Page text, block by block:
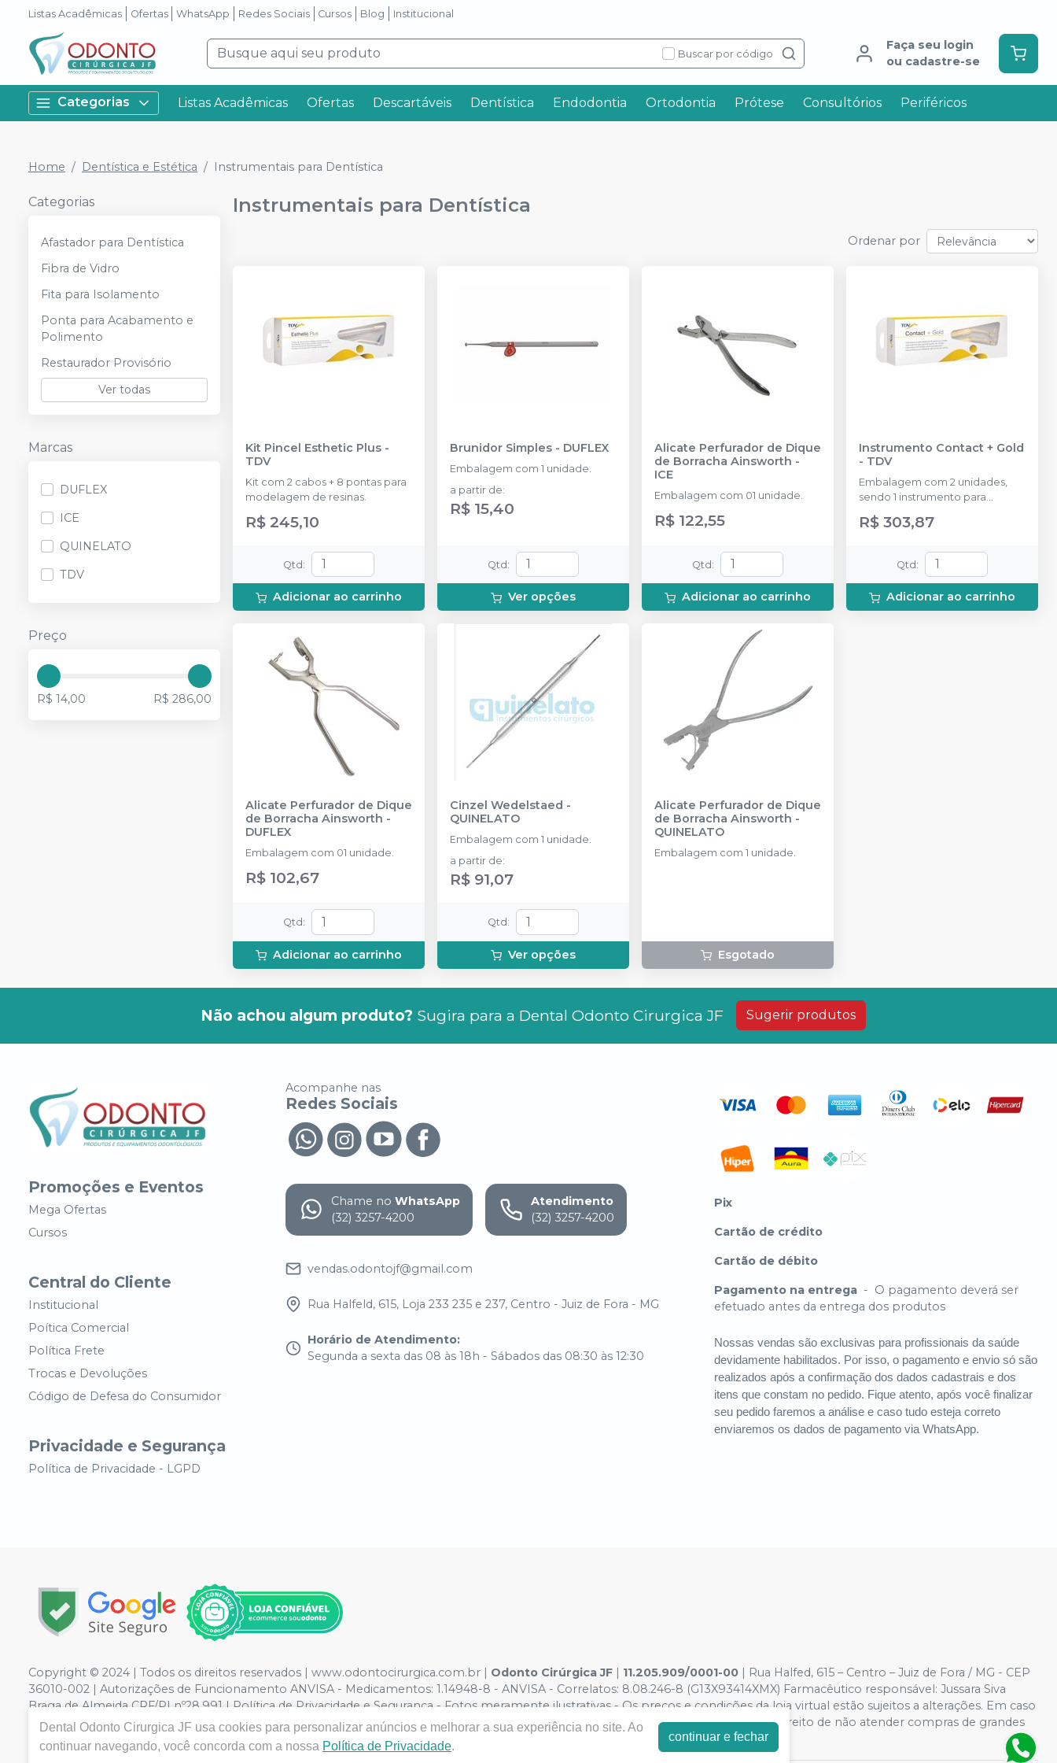
Listas Acadêmicas Ofertas WhatsApp Redes Sociais Cursos Blog Institucional
Buscar por código
Faça seu login
ou cadastre-se
Categorias Listas Acadêmicas Ofertas Descartáveis Dentística Endodontia Ortodontia Prótese Consultórios Periféricos
Home Dentística e Estética Instrumentais para Dentística
Categorias
Afastador para Dentística
Fibra de Vidro
Fita para Isolamento
Ponta para Acabamento e
Polimento
Restaurador Provisório
Ver todas
Marcas
DUFLEX
ICE
QUINELATO
TDV
Preço
R$ 14,00 R$ 286,00
Instrumentais para Dentística
Ordenar por
Kit Pincel Esthetic Plus -
TDV
Kit com 2 cabos + 8 pontas para
modelagem de resinas.
R$ 245,10
Qtd:
Adicionar ao carrinho
Brunidor Simples - DUFLEX
Embalagem com 1 unidade.
a partir de:
R$ 15,40
Qtd:
Ver opções
Alicate Perfurador de Dique
de Borracha Ainsworth -
ICE
Embalagem com 01 unidade.
R$ 122,55
Qtd:
Adicionar ao carrinho
Instrumento Contact + Gold
- TDV
Embalagem com 2 unidades,
sendo 1 instrumento para
cavidades amplas (L) e 1 para
cavidades conservadoras (S).
R$ 303,87
Qtd:
Adicionar ao carrinho
Alicate Perfurador de Dique
de Borracha Ainsworth -
DUFLEX
Embalagem com 01 unidade.
R$ 102,67
Qtd :
Adicionar ao carrinho
Cinzel Wedelstaed -
QUINELATO
Embalagem com 1 unidade.
a partir de:
R$ 91,07
Qtd :
Ver opções
Alicate Perfurador de Dique
de Borracha Ainsworth -
QUINELATO
Embalagem com 1 unidade.
Esgotado
Não achou algum produto? Sugira para a Dental Odonto Cirurgica JF Sugerir produtos
Promoções e Eventos
Mega Ofertas
Cursos
Central do Cliente
Institucional
Poítica Comercial
Política Frete
Trocas e Devoluções
Código de Defesa do Consumidor
Privacidade e Segurança
Política de Privacidade - LGPD
Acompanhe nas
Redes Sociais
Chame no WhatsApp
(32) 3257-4200
Atendimento
(32) 3257-4200
vendas.odontojf@gmail.com
Rua Halfeld, 615, Loja 233 235 e 237, Centro - Juiz de Fora - MG
Horário de Atendimento:
Segunda a sexta das 08 às 18h - Sábados das 08:30 às 12:30
Pix
Cartão de crédito
Cartão de débito
Pagamento na entrega - O pagamento deverá ser
efetuado antes da entrega dos produtos
Nossas vendas são exclusivas para profissionais da saúde
devidamente habilitados. Por isso, o pagamento e envio só são
realizados após a confirmação dos dados cadastrais e dos
itens que constam no pedido. Fique atento, após você finalizar
seu pedido faremos a análise e caso tudo esteja correto
enviaremos os dados de pagamento via WhatsApp.
Copyright © 2024 | Todos os direitos reservados | www.odontocirurgica.com.br | Odonto Cirúrgica JF | 11.205.909/0001-00 | Rua Halfed, 615 – Centro – Juiz de Fora / MG - CEP
36010-002 | Autorizações de Funcionamento ANVISA - Medicamentos: 1.14948-8 - ANVISA - Correlatos: 8.08.246-8 (G13X93414XMX) Farmacêutico responsável: Jussara Siva
Braga de Almeida CRF/PI nº28.991 | Política de Privacidade e Segurança - Fotos meramente ilustrativas - Os preços e condições da loja virtual estão sujeitos a alterações. Em caso
de divergência de preços no site, o valor válido é o do Carrinho de Compra. Não vendemos por atacado por isso nos reservamos o direito de não atender compras de grandes
volumes pelo site.
Dental Odonto Cirurgica JF usa cookies para personalizar anúncios e melhorar a sua experiência no site. Ao
continuar navegando, você concorda com a nossa Política de Privacidade.
continuar e fechar